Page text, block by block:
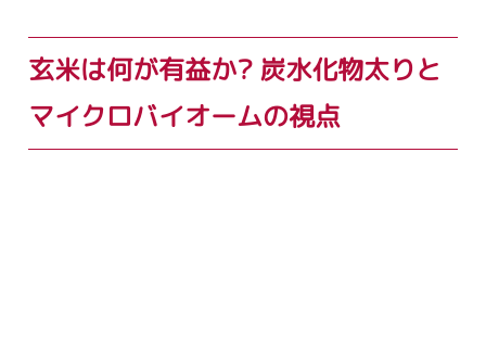
玄米は何が有益か? 炭水化物太りと
マイクロバイオームの視点